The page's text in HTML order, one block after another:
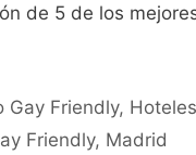
de 5 de los
Gay Friendly,
Friendly, Madrid